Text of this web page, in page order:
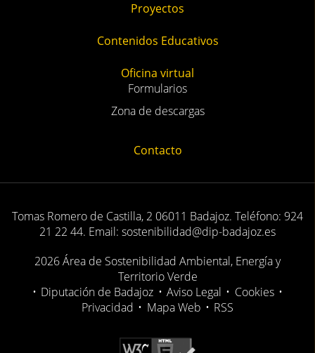
Proyectos
Contenidos Educativos
Oficina virtual
Formularios
Zona de descargas
Contacto
Tomas Romero de Castilla, 2 06011 Badajoz. Teléfono: 924
21 22 44. Email: sostenibilidad@dip-badajoz.es
2026 Área de Sostenibilidad Ambiental, Energía y
Territorio Verde
• Diputación de Badajoz • Aviso Legal • Cookies •
Privacidad • Mapa Web • RSS